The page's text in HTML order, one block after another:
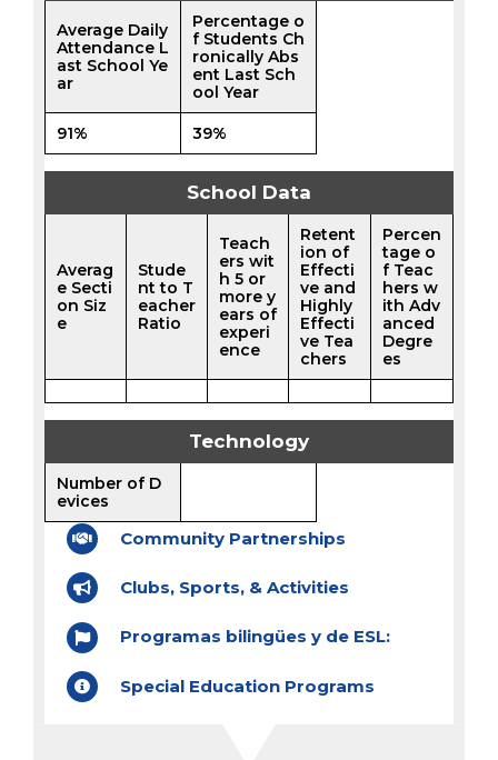
Average Daily
Attendance L
ast School Ye
ar
Percentage o
f Students Ch
ronically Abs
ent Last Sch
ool Year
91% 39%
School Data
Averag
e Secti
on Siz
e
Stude
nt to T
eacher
Ratio
Teach
ers wit
h 5 or
more y
ears of
experi
ence
Retent
ion of
Effecti
ve and
Highly
Effecti
ve Tea
chers
Percen
tage o
f Teac
hers w
ith Adv
anced
Degre
es
Technology
Number of D
evices
Community Partnerships
Clubs, Sports, & Activities
Programas bilingües y de ESL:
Special Education Programs